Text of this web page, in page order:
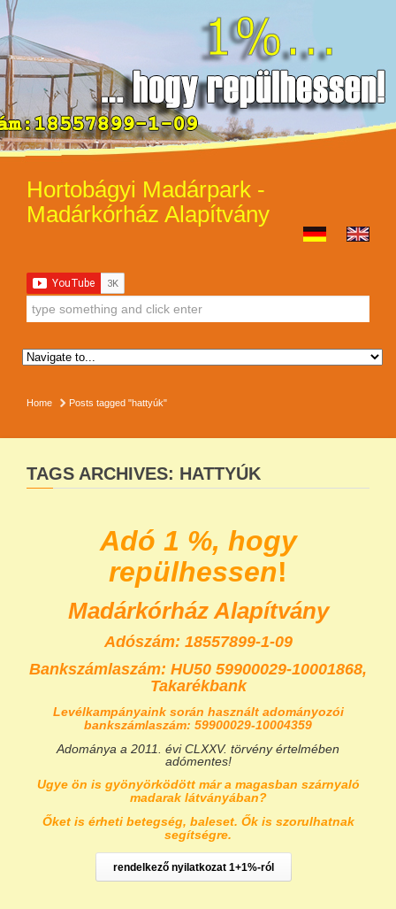
Hortobágyi Madárpark -
Madárkórház Alapítvány
Home Posts tagged "hattyúk"
TAGS ARCHIVES: HATTYÚK
Adó 1 %, hogy
repülhessen!
Madárkórház Alapítvány
Adószám: 18557899-1-09
Bankszámlaszám: HU50 59900029-10001868,
Takarékbank
Levélkampányaink során használt adományozói
bankszámlaszám: 59900029-10004359
Adománya a 2011. évi CLXXV. törvény értelmében
adómentes!
Ugye ön is gyönyörködött már a magasban szárnyaló
madarak látványában?
Őket is érheti betegség, baleset. Ők is szorulhatnak
segítségre.
rendelkező nyilatkozat 1+1%-ról